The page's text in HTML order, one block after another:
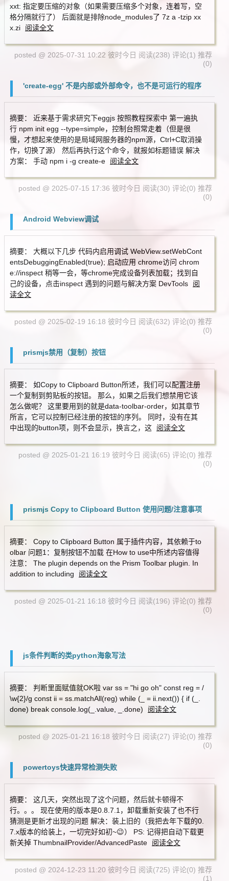
xxt: 指定要压缩的对象（如果需要压缩多个对象，连着写，空
格分隔就行了） 后面就是排除node_modules了 7z a -tzip xx
x.zi
阅读全文
posted @ 2025-07-31 10:22 彼时今日 阅读(238) 评论(1) 推荐
(0)
'create-egg' 不是内部或外部命令，也不是可运行的程序
摘要： 近来基于需求研究下eggjs 按照教程探索中 第一遍执
行 npm init egg --type=simple，控制台照常走着（但是很
慢，才想起来使用的是局域网服务器的npm源，Ctrl+C取消操
作，切换了源） 然后再执行这个命令，就报如标题错误 解决
方案： 手动 npm i -g create-e
阅读全文
posted @ 2025-07-15 17:36 彼时今日 阅读(30) 评论(0) 推荐
(0)
Android Webview调试
摘要： 大概以下几步 代码内启用调试 WebView.setWebCont
entsDebuggingEnabled(true); 启动应用 chrome访问 chrom
e://inspect 稍等一会，等chrome完成设备列表加载；找到自
己的设备，点击inspect 遇到的问题与解决方案 DevTools
阅
读全文
posted @ 2025-02-19 16:18 彼时今日 阅读(632) 评论(0) 推荐
(0)
prismjs禁用（复制）按钮
摘要： 如Copy to Clipboard Button所述，我们可以配置注册
一个复制到剪贴板的按钮。 那么，如果之后我们想禁用它该
怎么做呢？ 这里要用到的就是data-toolbar-order，如其章节
所言，它可以控制已经注册的按钮的序列。 同时，没有在其
中出现的button项，则不会显示，换言之，这
阅读全文
posted @ 2025-01-21 16:19 彼时今日 阅读(65) 评论(0) 推荐
(0)
prismjs Copy to Clipboard Button 使用问题/注意事项
摘要： Copy to Clipboard Button 属于插件内容，其依赖于to
olbar 问题1：复制按钮不加载 在How to use中所述内容值得
注意： The plugin depends on the Prism Toolbar plugin. In
addition to including
阅读全文
posted @ 2025-01-21 16:18 彼时今日 阅读(196) 评论(0) 推荐
(0)
js条件判断的类python海象写法
摘要： 判断里面赋值就OK啦 var ss = "hi go oh" const reg = /
\w{2}/g const ii = ss.matchAll(reg) while (_ = ii.next()) { if (_.
done) break console.log(_.value, _.done)
阅读全文
posted @ 2025-01-21 16:18 彼时今日 阅读(27) 评论(0) 推荐
(0)
powertoys快速异常检测失败
摘要： 这几天，突然出现了这个问题，然后就卡顿得不
行。。。 现在使用的版本是0.8.7.1，卸载重新安装了也不行
猜测是更新才出现的问题 解决：装上旧的（我把去年下载的0.
7.x版本的给装上，一切完好如初~😉） PS: 记得把自动下载更
新关掉 ThumbnailProvider/AdvancedPaste
阅读全文
posted @ 2024-12-23 11:20 彼时今日 阅读(725) 评论(0) 推荐
(1)